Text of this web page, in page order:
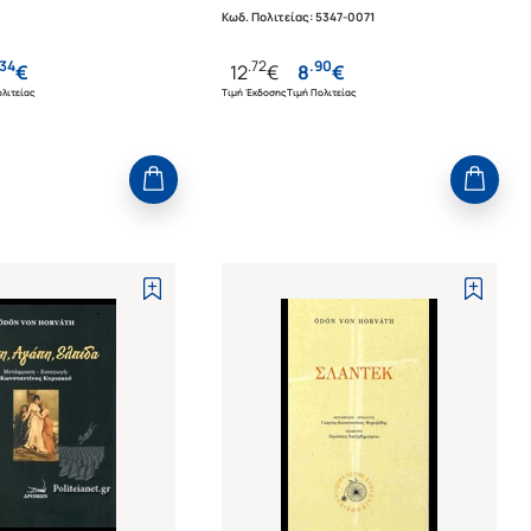
€
Κωδ. Πολιτείας:5347-0071
12.72€
Τιμή Έκδοσης
8.90€
Τιμή Πολιτείας